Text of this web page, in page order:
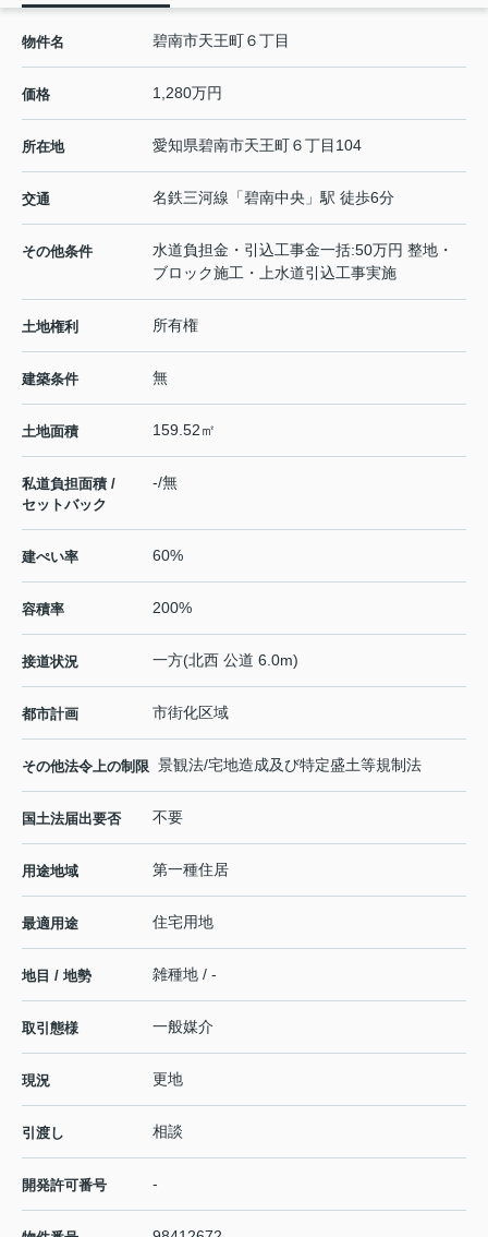
物件名 碧南市天王町６丁目
価格 1,280万円
所在地 愛知県碧南市天王町６丁目104
交通 名鉄三河線 「碧南中央 」駅 徒歩6分
その他条件
水道負担金・引込工事金一括:50万円 整地・
ブロック施工・上水道引込工事実施
土地権利 所有権
建築条件 無
土地面積 159.52㎡
私道負担面積 /
セットバック
-/無
建ぺい率 60%
容積率 200%
接道状況 一方(北西 公道 6.0m)
都市計画 市街化区域
その他法令上の制限 景観法/宅地造成及び特定盛土等規制法
国土法届出要否 不要
用途地域 第一種住居
最適用途 住宅用地
地目 / 地勢 雑種地 / -
取引態様 一般媒介
現況 更地
引渡し 相談
開発許可番号 -